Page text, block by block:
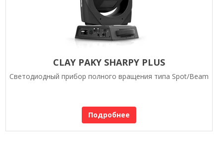
CLAY PAKY SHARPY PLUS
Светодиодный прибор полного вращения типа Spot/Beam
Подробнее